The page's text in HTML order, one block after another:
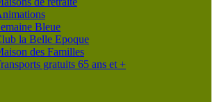
Bleue
la Belle Epoque
des Familles
gratuits 65 ans et +